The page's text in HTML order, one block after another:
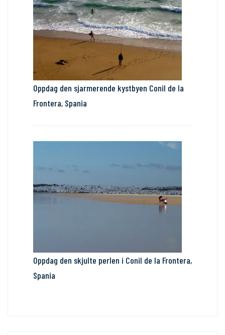
Oppdag den sjarmerende kystbyen Conil de la
Frontera, Spania
Oppdag den skjulte perlen i Conil de la Frontera,
Spania